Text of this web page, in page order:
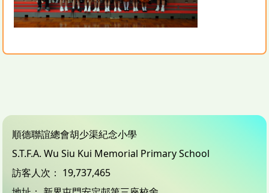
順德聯誼總會胡少渠紀念小學
S.T.F.A. Wu Siu Kui Memorial Primary School
訪客人次： 19,737,465